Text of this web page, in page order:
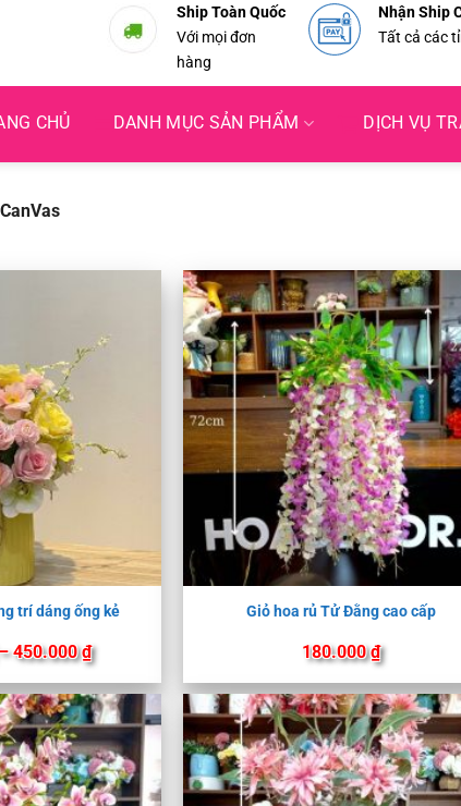
Ship Toàn Quốc
Với mọi đơn
hàng
Nhận Ship
Tất cả các
CHỦ DANH MỤC SẢN PHẨM DỊCH VỤ
trí dáng ống kẻ
450.000₫Khoảng
giá:
từ
350.000 ₫
đến
450.000 ₫
Giỏ hoa rủ Tử Đằng cao cấp
180.000₫